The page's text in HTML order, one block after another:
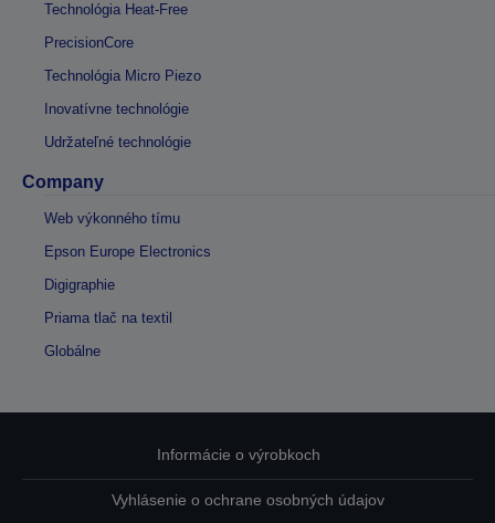
Technológia Heat-Free
PrecisionCore
Technológia Micro Piezo
Inovatívne technológie
Udržateľné technológie
Company
Web výkonného tímu
Epson Europe Electronics
Digigraphie
Priama tlač na textil
Globálne
Informácie o výrobkoch
Vyhlásenie o ochrane osobných údajov